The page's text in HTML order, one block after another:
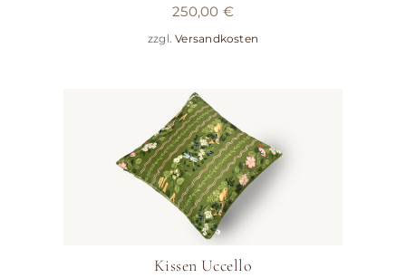
250,00 €
zzgl.Versandkosten
Kissen Uccello